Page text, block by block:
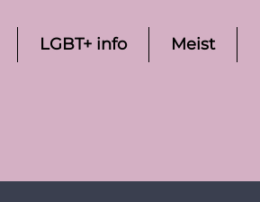
LGBT+ info Meist